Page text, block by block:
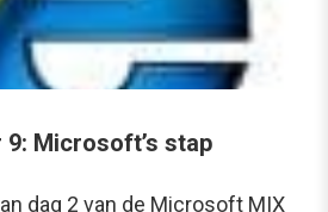
Microsoft’s stap
dag 2 van de Microsoft MIX